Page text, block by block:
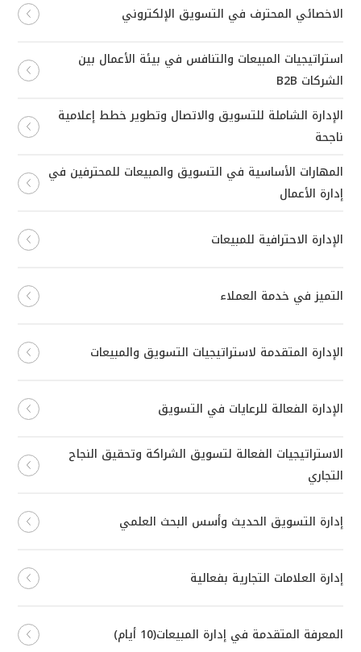
الاخصائي المحترف في التسويق الإلكتروني
استراتيجيات المبيعات والتنافس في بيئة الأعمال بين
الشركات B2B
الإدارة الشاملة للتسويق والاتصال وتطوير خطط إعلامية
ناجحة
المهارات الأساسية في التسويق والمبيعات للمحترفين في
إدارة الأعمال
الإدارة الاحترافية للمبيعات
التميز في خدمة العملاء
الإدارة المتقدمة لاستراتيجيات التسويق والمبيعات
الإدارة الفعالة للرعايات في التسويق
الاستراتيجيات الفعالة لتسويق الشراكة وتحقيق النجاح
التجاري
إدارة التسويق الحديث وأسس البحث العلمي
إدارة العلامات التجارية بفعالية
المعرفة المتقدمة في إدارة المبيعات(10 أيام)